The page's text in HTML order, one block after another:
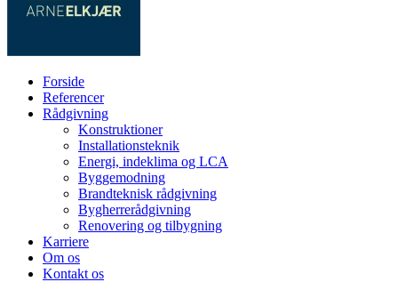
Forside
Referencer
Rådgivning
Konstruktioner
Installationsteknik
Energi, indeklima og LCA
Byggemodning
Brandteknisk rådgivning
Bygherrerådgivning
Renovering og tilbygning
Karriere
Om os
Kontakt os